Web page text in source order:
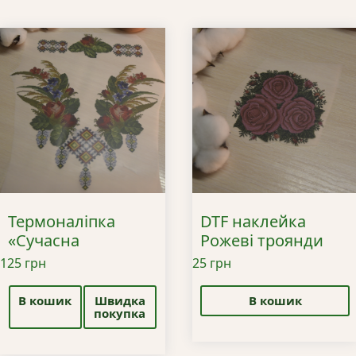
Термоналіпка
«Сучасна
вишиванка»
125 грн
В кошик
Швидка
покупка
DTF наклейка
Рожеві троянди
25 грн
В кошик